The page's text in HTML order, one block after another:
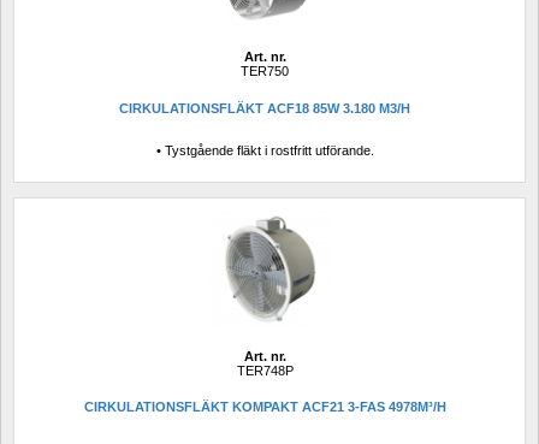
Art. nr.
TER750
CIRKULATIONSFLÄKT ACF18 85W 3.180 M3/H
• Tystgående fläkt i rostfritt utförande.
Art. nr.
TER748P
CIRKULATIONSFLÄKT KOMPAKT ACF21 3-FAS 4978M³/H